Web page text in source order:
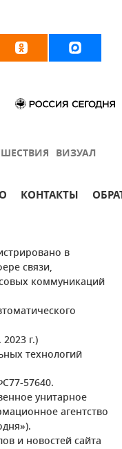
ВИЗУАЛ
КОНТАКТЫ
в
связи,
коммуникаций
г.)
технологий
57640.
унитарное
агентство
и новостей сайта